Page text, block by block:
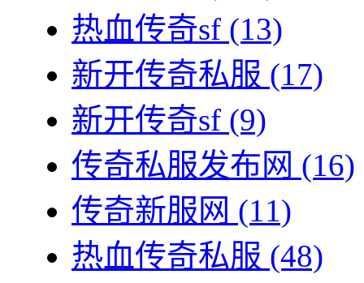
热血传奇sf (13)
新开传奇私服 (17)
新开传奇sf (9)
传奇私服发布网 (16)
传奇新服网 (11)
热血传奇私服 (48)